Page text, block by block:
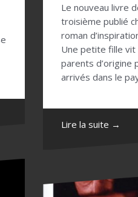
Le nouveau livre
troisième publié
roman
Une petite fille vit
parents d’origine
arrivés dans le
Lire la suite →